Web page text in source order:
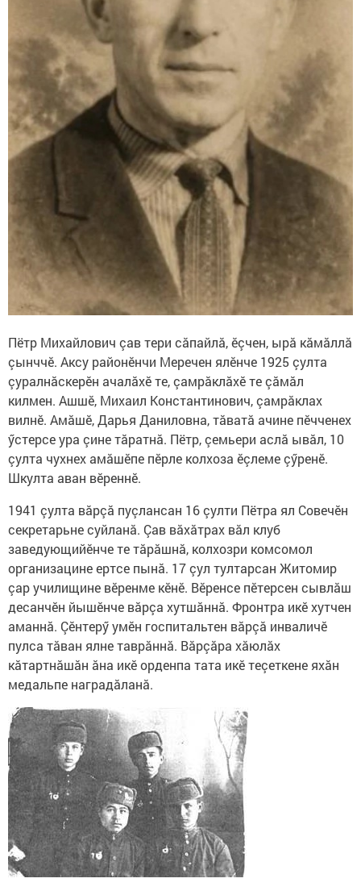
Пётр Михайлович çав тери сăпайлă, ӗçчен, ырă кăмăллă
çынччӗ. Аксу районӗнчи Меречен ялӗнче 1925 çулта
çуралнăскерӗн ачалăхӗ те, çамрăклăхӗ те çăмăл
килмен. Ашшӗ, Михаил Константинович, çамрăклах
вилнӗ. Амăшӗ, Дарья Даниловна, тăватă ачине пӗчченех
ӳстерсе ура çине тăратнă. Пётр, çемьери аслă ывăл, 10
çулта чухнех амăшӗпе пӗрле колхоза ӗçлеме çӳренӗ.
Шкулта аван вӗреннӗ.
1941 çулта вăрçă пуçлансан 16 çулти Пётра ял Совечӗн
секретарьне суйланă. Çав вăхăтрах вăл клуб
заведующийӗнче те тăрăшнă, колхозри комсомол
организацине ертсе пынă. 17 çул тултарсан Житомир
çар училищине вӗренме кӗнӗ. Вӗренсе пӗтерсен сывлăш
десанчӗн йышӗнче вăрçа хутшăннă. Фронтра икӗ хутчен
аманнă. Çӗнтерӳ умӗн госпитальтен вăрçă инваличӗ
пулса тăван ялне таврăннă. Вăрçăра хăюлăх
кăтартнăшăн ăна икӗ орденпа тата икӗ теçеткене яхăн
медальпе наградăланă.